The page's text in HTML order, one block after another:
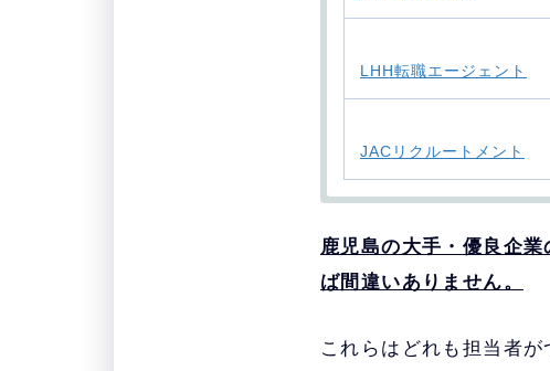
LHH転職エージェント
JACリクルートメント
おすすめ
サイト
doda
鹿児島の大手・優良企
ば間違いありません。
これらはどれも担当者